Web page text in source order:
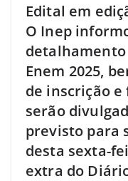
Edital em
O Inep
detalhamento
Enem 2025,
de inscrição
serão
previsto para
desta sexta-
extra do